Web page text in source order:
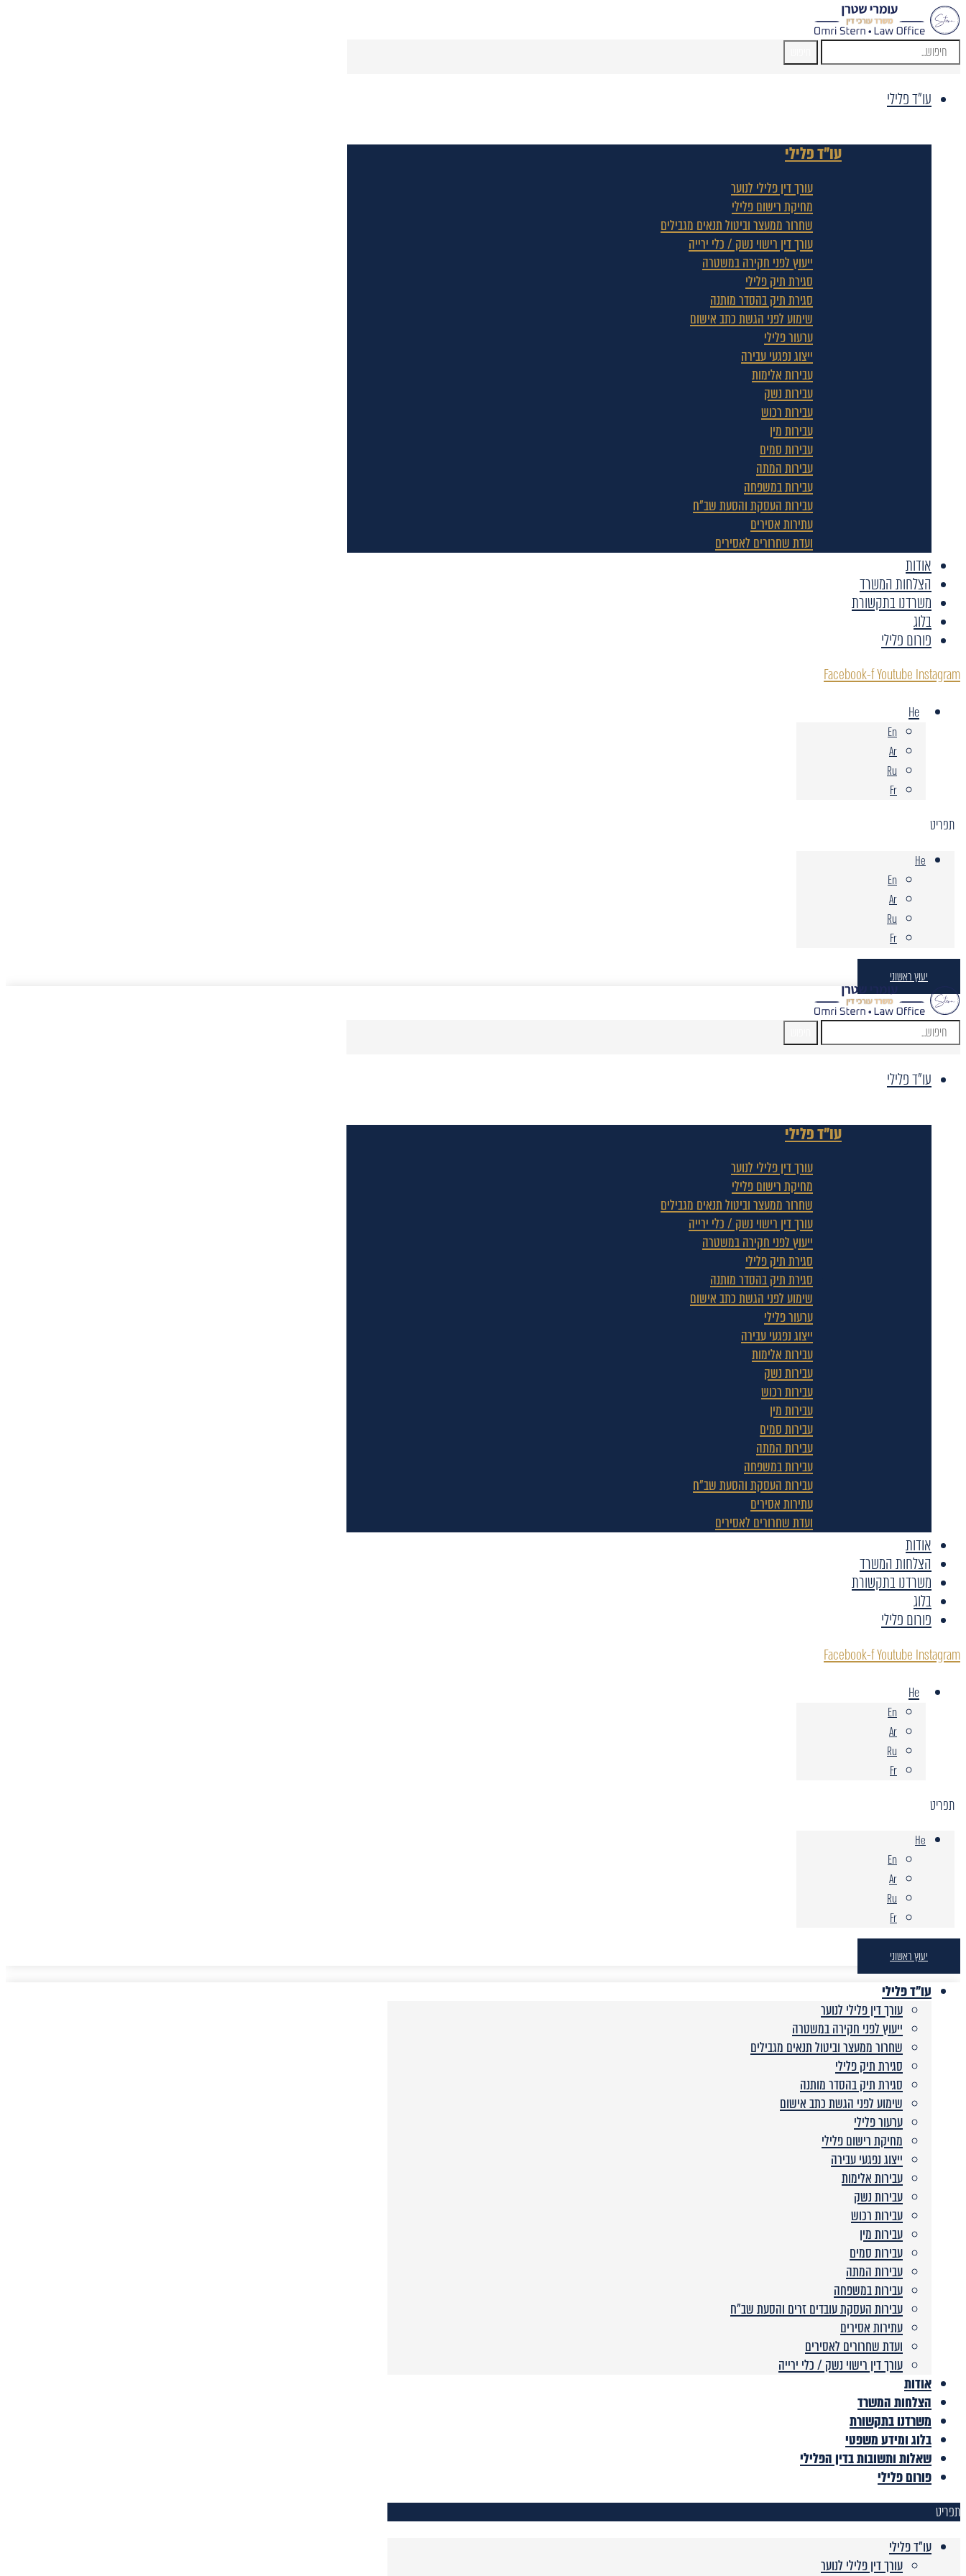
עו"ד פלילי
עו"ד פלילי
עורך דין פלילי לנוער
מחיקת רישום פלילי
שחרור ממעצר וביטול תנאים מגבילים
עורך דין רישוי נשק / כלי ירייה
ייעוץ לפני חקירה במשטרה
סגירת תיק פלילי
סגירת תיק בהסדר מותנה
שימוע לפני הגשת כתב אישום
ערעור פלילי
ייצוג נפגעי עבירה
עבירות אלימות
עבירות נשק
עבירות רכוש
עבירות מין
עבירות סמים
עבירות המתה
עבירות במשפחה
עבירות העסקת והסעת שב"ח
עתירות אסירים
ועדת שחרורים לאסירים
אודות
הצלחות המשרד
משרדנו בתקשורת
בלוג
פורום פלילי
Facebook-fYoutube Instagram
He
En
Ar
Ru
Fr
תפריט
He
En
Ar
Ru
Fr
יעוץ ראשוני
עו"ד פלילי
עו"ד פלילי
עורך דין פלילי לנוער
מחיקת רישום פלילי
שחרור ממעצר וביטול תנאים מגבילים
עורך דין רישוי נשק / כלי ירייה
ייעוץ לפני חקירה במשטרה
סגירת תיק פלילי
סגירת תיק בהסדר מותנה
שימוע לפני הגשת כתב אישום
ערעור פלילי
ייצוג נפגעי עבירה
עבירות אלימות
עבירות נשק
עבירות רכוש
עבירות מין
עבירות סמים
עבירות המתה
עבירות במשפחה
עבירות העסקת והסעת שב"ח
עתירות אסירים
ועדת שחרורים לאסירים
אודות
הצלחות המשרד
משרדנו בתקשורת
בלוג
פורום פלילי
Facebook-fYoutube Instagram
He
En
Ar
Ru
Fr
תפריט
He
En
Ar
Ru
Fr
יעוץ ראשוני
עו"ד פלילי
עורך דין פלילי לנוער
ייעוץ לפני חקירה במשטרה
שחרור ממעצר וביטול תנאים מגבילים
סגירת תיק פלילי
סגירת תיק בהסדר מותנה
שימוע לפני הגשת כתב אישום
ערעור פלילי
מחיקת רישום פלילי
ייצוג נפגעי עבירה
עבירות אלימות
עבירות נשק
עבירות רכוש
עבירות מין
עבירות סמים
עבירות המתה
עבירות במשפחה
עבירות העסקת עובדים זרים והסעת שב”ח
עתירות אסירים
ועדת שחרורים לאסירים
עורך דין רישוי נשק / כלי ירייה
אודות
הצלחות המשרד
משרדנו בתקשורת
בלוג ומידע משפטי
שאלות ותשובות בדין הפלילי
פורום פלילי
תפריט
עו"ד פלילי
עורך דין פלילי לנוער